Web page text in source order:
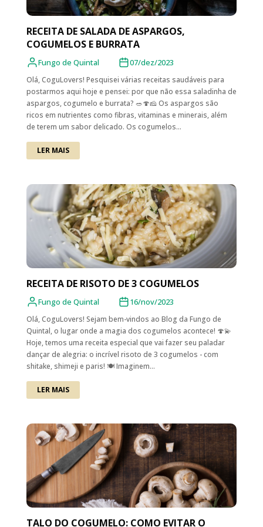
RECEITA DE SALADA DE ASPARGOS,
COGUMELOS E BURRATA
Fungo de Quintal 07/dez/2023
Olá, CoguLovers! Pesquisei várias receitas saudáveis para
postarmos aqui hoje e pensei: por que não essa saladinha de
aspargos, cogumelo e burrata? 🥗🍄🧀 Os aspargos são
ricos em nutrientes como fibras, vitaminas e minerais, além
de terem um sabor delicado. Os cogumelos...
LER MAIS
RECEITA DE RISOTO DE 3 COGUMELOS
Fungo de Quintal 16/nov/2023
Olá, CoguLovers! Sejam bem-vindos ao Blog da Fungo de
Quintal, o lugar onde a magia dos cogumelos acontece! 🍄💫
Hoje, temos uma receita especial que vai fazer seu paladar
dançar de alegria: o incrível risoto de 3 cogumelos - com
shitake, shimeji e paris! 🍽️ Imaginem...
LER MAIS
TALO DO COGUMELO: COMO EVITAR O